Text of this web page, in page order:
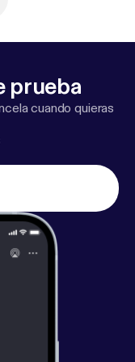
prueba
cuando quieras